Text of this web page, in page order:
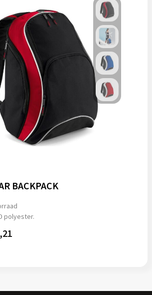
BACKPACK
polyester.